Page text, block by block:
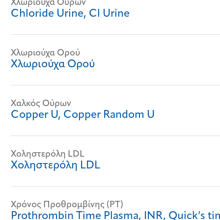
Χλωριούχα Ούρων
Chloride Urine, Cl Urine
Χλωριούχα Ορού
Χλωριούχα Ορού
Χαλκός Ούρων
Copper U, Copper Random U
Χοληστερόλη LDL
Χοληστερόλη LDL
Χρόνος Προθρομβίνης (PT)
Prothrombin Time Plasma, INR, Quick’s